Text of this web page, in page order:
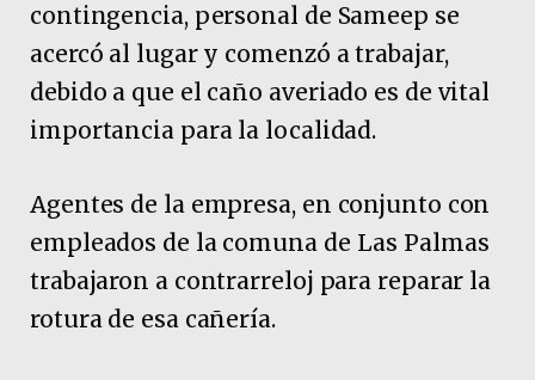
contingencia, personal de Sameep se
acercó al lugar y comenzó a trabajar,
debido a que el caño averiado es de vital
importancia para la localidad.
Agentes de la empresa, en conjunto con
empleados de la comuna de Las Palmas
trabajaron a contrarreloj para reparar la
rotura de esa cañería.